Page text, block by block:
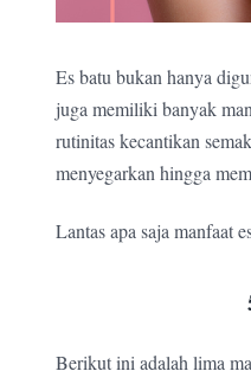
Es batu bukan hanya
juga memiliki banyak
rutinitas kecantikan
menyegarkan hingga
Lantas apa saja manfaat
Berikut ini adalah lima